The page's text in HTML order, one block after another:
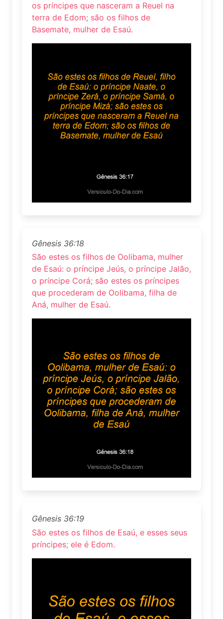
os príncipes que nasceram a Reuel na
terra de Edom; são os filhos de
Basemate, mulher de Esaú.
Gênesis 36:18
São estes os filhos de Oolibama, mulher
de Esaú: o príncipe Jeús, o príncipe Jalão,
o príncipe Corá; são estes os príncipes
que procederam de Oolibama, filha de
Aná, mulher de Esaú.
Gênesis 36:19
São estes os filhos de Esaú, e esses seus
príncipes; ele é Edom.